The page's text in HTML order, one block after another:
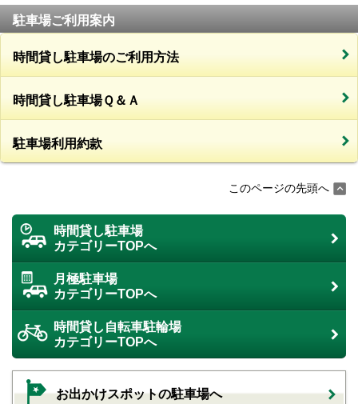
駐車場ご利用案内
時間貸し駐車場のご利用方法
時間貸し駐車場Ｑ＆Ａ
駐車場利用約款
このページの先頭へ
時間貸し駐車場
カテゴリーTOPへ
月極駐車場
カテゴリーTOPへ
時間貸し自転車駐輪場
カテゴリーTOPへ
お出かけスポットの駐車場へ